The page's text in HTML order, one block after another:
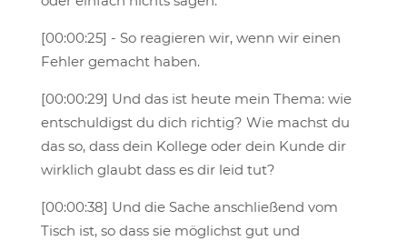
[00:00:25] - So reagieren wir, wenn wir einen
Fehler gemacht haben.
[00:00:29] Und das ist heute mein Thema: wie
entschuldigst du dich richtig? Wie machst du
das so, dass dein Kollege oder dein Kunde dir
wirklich glaubt dass es dir leid tut?
[00:00:38] Und die Sache anschließend vom
Tisch ist, so dass sie möglichst gut und